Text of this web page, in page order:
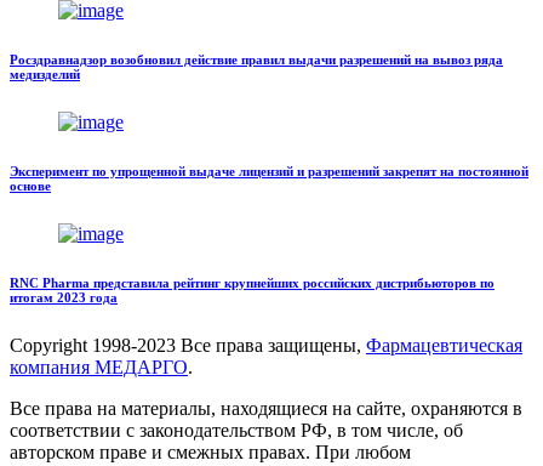
Росздравнадзор возобновил действие правил выдачи разрешений на вывоз ряда
медизделий
Эксперимент по упрощенной выдаче лицензий и разрешений закрепят на постоянной
основе
RNC Pharma представила рейтинг крупнейших российских дистрибьюторов по
итогам 2023 года
Copyright 1998-2023 Все права защищены, Фармацевтическая
компания МЕДАРГО.
Все права на материалы, находящиеся на сайте, охраняются в
соответствии с законодательством РФ, в том числе, об
авторском праве и смежных правах. При любом